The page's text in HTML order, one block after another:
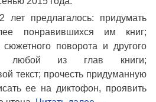
предлагалось: придумать
понравившихся им книг;
сюжетного поворота и другого
любой из глав книги;
текст; прочесть придуманную
ее на диктофон, проявить